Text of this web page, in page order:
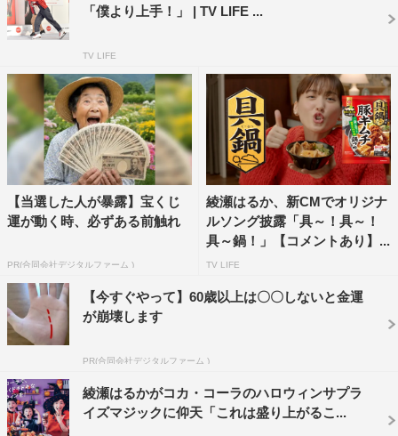
ジャイアントコーンにかぶりついて17年の綾瀬は、“かぶ
りつくテクニック”も超一流。カメラから見える角度やタ
イミングなど計算し尽くされた動作でガブっとかぶりつ
き、その都度、監督から「完璧です！」と称賛の声が。
しかし、次の一口はジャイアントコーンが当たる角度をよ
り繊細に調整する必要があり、スタッフと相談する中、綾
瀬が突然「私がやっていいですか？」と提案。調理スペー
スに駆け込むと自らパレットナイフを手に取り、真剣な表
情で口に当たる部分を整えた。
撮影本番、ガブリとかぶりつくとフィーリングも抜群で
「うまくいった！」とニッコリ。その後も続けられた撮影
で2度のセルフ調整を行い、見事な“パティシエ”ぶりを披
露。綾瀬は映像を確認しながら「おいしそう！」と自画自
賛し、パチパチと手をたたきながら喜びの表情を見せた。
食べた後のリアクション撮影では「綾瀬らしさ」を表現す
るため、「まずは演出なしの“フリースタイル”でやってみ
「僕より上手！」 | TV LIFE ...
TV LIFE
【当選した人が暴露】宝くじ
運が動く時、必ずある前触れ
PR(合同会社デジタルファーム )
綾瀬はるか、新CMでオリジナ
ルソング披露「具～！具～！
具～鍋！」【コメントあり】...
TV LIFE
【今すぐやって】60歳以上は〇〇しないと金運
が崩壊します
PR(合同会社デジタルファーム )
綾瀬はるかがコカ・コーラのハロウィンサプラ
イズマジックに仰天「これは盛り上がるこ...